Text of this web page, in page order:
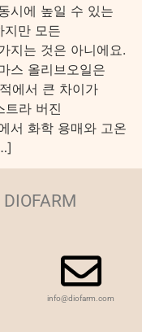
시에 높일 수 있는
지만 모든
지는 것은 아니에요.
스 올리브오일은
에서 큰 차이가
트라 버진
서 화학 용매와 고온
info@diofarm.com